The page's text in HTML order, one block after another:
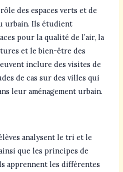
des espaces verts et de
urbain. Ils étudient
pour la qualité de l’air, la
et le bien-être des
inclure des visites de
de cas sur des villes qui
leur aménagement urbain.
analysent le tri et le
que les principes de
apprennent les différentes